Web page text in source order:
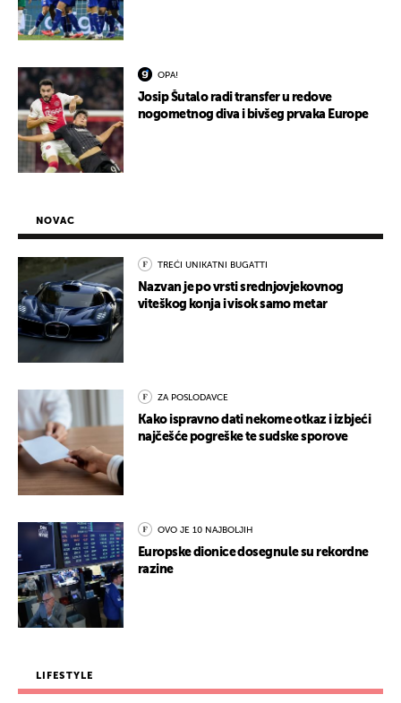
OPA!
Josip Šutalo radi transfer u redove
nogometnog diva i bivšeg prvaka Europe
NOVAC
TREĆI UNIKATNI BUGATTI
Nazvan je po vrsti srednjovjekovnog
viteškog konja i visok samo metar
ZA POSLODAVCE
Kako ispravno dati nekome otkaz i izbjeći
najčešće pogreške te sudske sporove
OVO JE 10 NAJBOLJIH
Europske dionice dosegnule su rekordne
razine
LIFESTYLE